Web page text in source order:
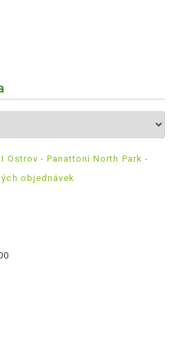
Ostrov - Panattoni North Park -
objednávek